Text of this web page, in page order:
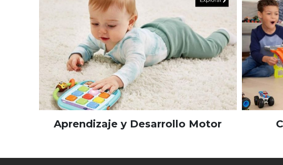
Aprendizaje y Desarrollo Motor